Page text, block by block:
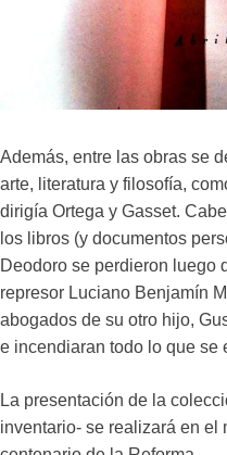
Además, entre las obras se
arte, literatura y filosofía,
dirigía Ortega y Gasset.
los libros (y documentos
Deodoro se perdieron luego
represor Luciano Benjamín
abogados de su otro hijo,
e incendiaran todo lo que se
La presentación de la
inventario- se realizará en el